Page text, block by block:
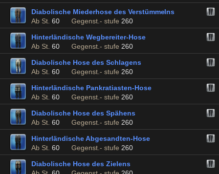
Diabolische Miederhose des Verstümmelns
Ab St. 60 Gegenst.- stufe 260
Hinterländische Wegbereiter-Hose
Ab St. 60 Gegenst.- stufe 260
Diabolische Hose des Schlagens
Ab St. 60 Gegenst.- stufe 260
Hinterländische Pankratiasten-Hose
Ab St. 60 Gegenst.- stufe 260
Diabolische Hose des Spähens
Ab St. 60 Gegenst.- stufe 260
Hinterländische Abgesandten-Hose
Ab St. 60 Gegenst.- stufe 260
Diabolische Hose des Zielens